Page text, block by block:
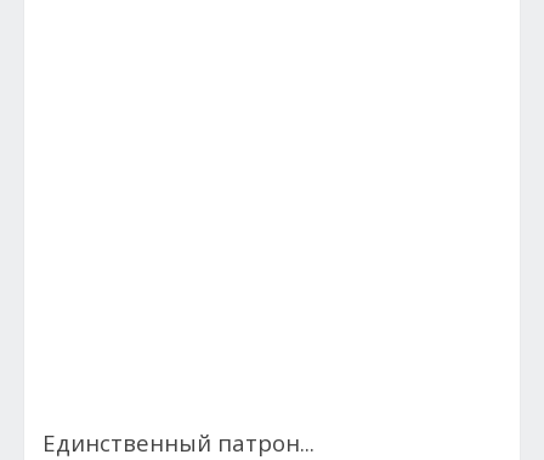
Единственный патрон...